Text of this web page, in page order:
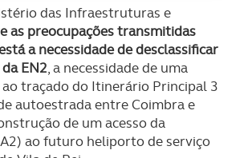
informação, relativa à sua
site de publicidade e de análise, com
na UE e em países terceiros.
que as transferências internacionais de
realizadas apenas com o seu
quando tal se afigure estritamente
dos serviços a prestar.
das Infraestruturas e
as preocupações transmitidas
a necessidade de desclassificar
EN2, a necessidade de uma
traçado do Itinerário Principal 3
autoestrada entre Coimbra e
de um acesso da
ao futuro heliporto de serviço